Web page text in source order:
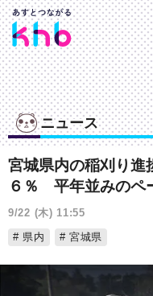
ニュース
宮城県内の稲刈り
６％ 平年並みの
9/22 (木) 11:55
県内
宮城県